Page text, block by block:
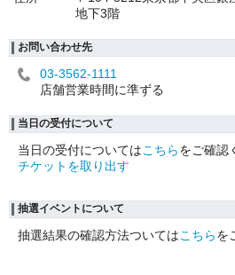
地下3階
お問い合わせ先
03-3562-1111
店舗営業時間に準ずる
当日の受付について
当日の受付についてはこちらをご確認
チケットを取り出す
抽選イベントについて
抽選結果の確認方法ついてはこちらを